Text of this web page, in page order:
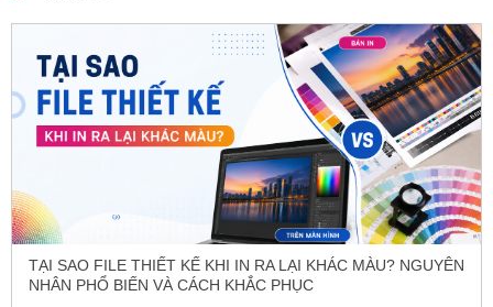
TẠI SAO FILE THIẾT KẾ KHI IN RA LẠI KHÁC MÀU? NGUYÊN
NHÂN PHỔ BIẾN VÀ CÁCH KHẮC PHỤC